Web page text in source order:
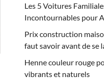
Les 5 Voitures
Incontournables pour
Prix construction
faut savoir avant de se
Henne couleur rouge
vibrants et naturels